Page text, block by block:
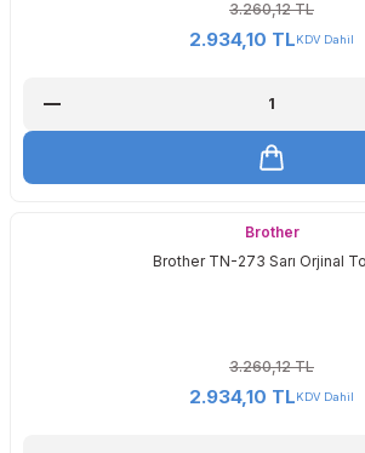
3.260,12 TL
2.934,10 TLKDV Dahil
Brother
Brother TN-273 Sarı Orjinal
3.260,12 TL
2.934,10 TLKDV Dahil